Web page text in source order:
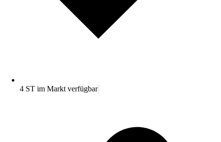
4 ST im Markt verfügbar